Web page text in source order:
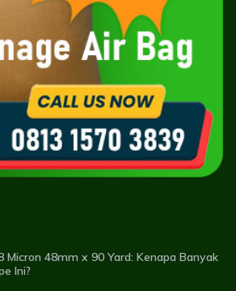
Micron 48mm x 90 Yard: Kenapa Banyak
Ini?